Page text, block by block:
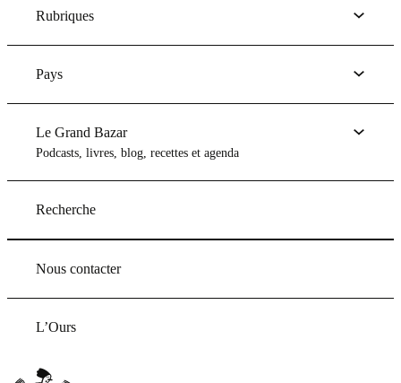
Rubriques
Pays
Le Grand Bazar
Podcasts, livres, blog, recettes et agenda
Recherche
Nous contacter
L’Ours